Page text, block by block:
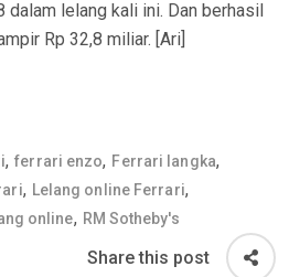
dalam lelang kali ini. Dan berhasil
Rp 32,8 miliar. [Ari]
, ferrari enzo, Ferrari langka,
, Lelang online Ferrari,
online, RM Sotheby's
Share this post